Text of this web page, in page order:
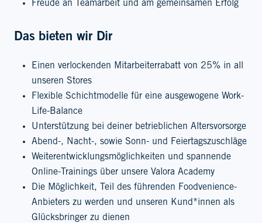
Freude an Teamarbeit und am gemeinsamen Erfolg
Das bieten wir Dir
Einen verlockenden Mitarbeiterrabatt von 25% in all
unseren Stores
Flexible Schichtmodelle für eine ausgewogene Work-
Life-Balance
Unterstützung bei deiner betrieblichen Altersvorsorge
Abend-, Nacht-, sowie Sonn- und Feiertagszuschläge
Weiterentwicklungsmöglichkeiten und spannende
Online-Trainings über unsere Valora Academy
Die Möglichkeit, Teil des führenden Foodvenience-
Anbieters zu werden und unseren Kund*innen als
Glücksbringer zu dienen